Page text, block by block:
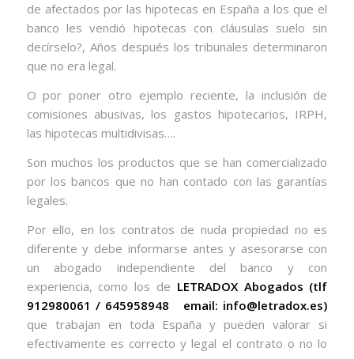
de afectados por las hipotecas en España a los que el
banco les vendió hipotecas con cláusulas suelo sin
decírselo?, Años después los tribunales determinaron
que no era legal.
O por poner otro ejemplo reciente, la inclusión de
comisiones abusivas, los gastos hipotecarios, IRPH,
las hipotecas multidivisas….
Son muchos los productos que se han comercializado
por los bancos que no han contado con las garantías
legales.
Por ello, en los contratos de nuda propiedad no es
diferente y debe informarse antes y asesorarse con
un abogado independiente del banco y con
experiencia, como los de LETRADOX Abogados (tlf
912980061 / 645958948 email: info@letradox.es)
que trabajan en toda España y pueden valorar si
efectivamente es correcto y legal el contrato o no lo